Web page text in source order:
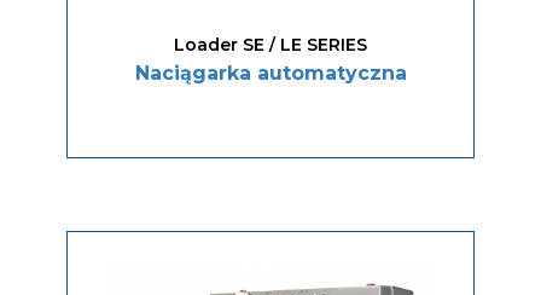
Loader SE / LE SERIES
Naciągarka automatyczna